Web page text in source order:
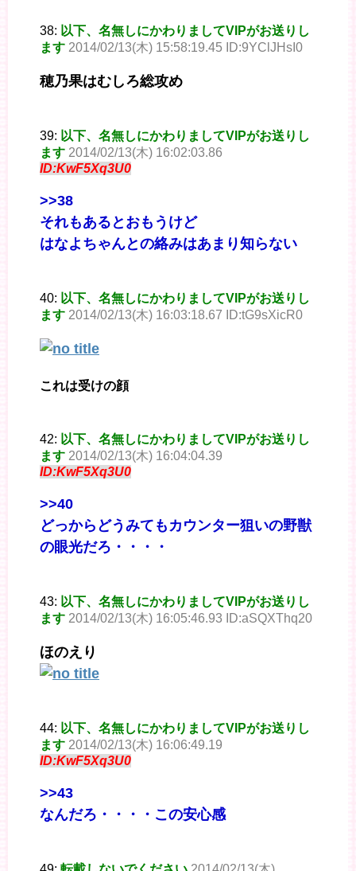
38: 以下、名無しにかわりましてVIPがお送りし
ます 2014/02/13(木) 15:58:19.45 ID:9YClJHsI0
穂乃果はむしろ総攻め
39: 以下、名無しにかわりましてVIPがお送りし
ます 2014/02/13(木) 16:02:03.86
ID:KwF5Xq3U0
>>38
それもあるとおもうけど
はなよちゃんとの絡みはあまり知らない
40: 以下、名無しにかわりましてVIPがお送りし
ます 2014/02/13(木) 16:03:18.67 ID:tG9sXicR0
これは受けの顔
42: 以下、名無しにかわりましてVIPがお送りし
ます 2014/02/13(木) 16:04:04.39
ID:KwF5Xq3U0
>>40
どっからどうみてもカウンター狙いの野獣
の眼光だろ・・・・
43: 以下、名無しにかわりましてVIPがお送りし
ます 2014/02/13(木) 16:05:46.93 ID:aSQXThq20
ほのえり
44: 以下、名無しにかわりましてVIPがお送りし
ます 2014/02/13(木) 16:06:49.19
ID:KwF5Xq3U0
>>43
なんだろ・・・・この安心感